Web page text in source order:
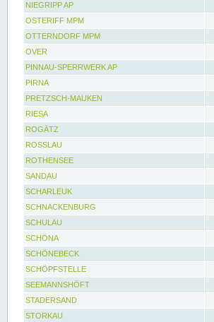
NIEGRIPP AP
OSTERIFF MPM
OTTERNDORF MPM
OVER
PINNAU-SPERRWERK AP
PIRNA
PRETZSCH-MAUKEN
RIESA
ROGÄTZ
ROSSLAU
ROTHENSEE
SANDAU
SCHARLEUK
SCHNACKENBURG
SCHULAU
SCHÖNA
SCHÖNEBECK
SCHÖPFSTELLE
SEEMANNSHÖFT
STADERSAND
STORKAU